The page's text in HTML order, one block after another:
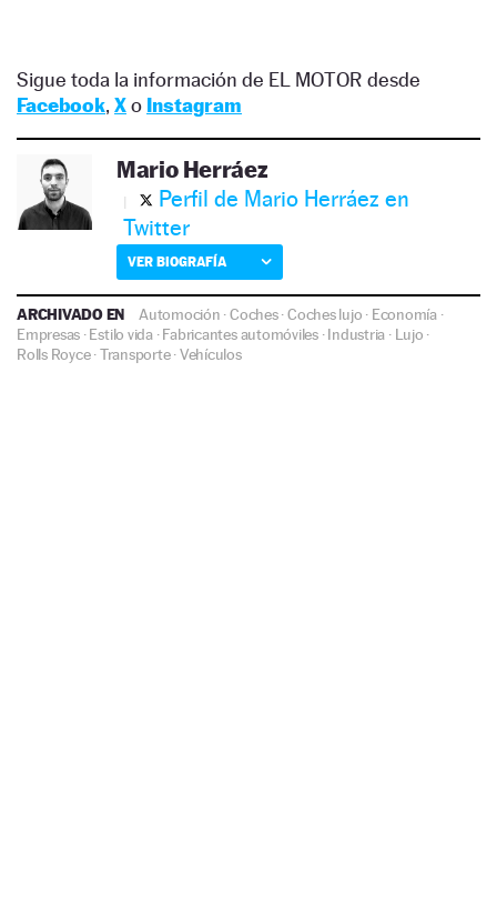
Sigue toda la información de EL MOTOR desde
Facebook, Xo Instagram
Mario Herráez
Perfil de Mario Herráez en
Twitter
VER BIOGRAFÍA
ARCHIVADO EN Automoción ·Coches·Coches lujo · Economía·
Empresas ·Estilo vida·Fabricantes automóviles ·Industria · Lujo ·
Rolls Royce·Transporte·Vehículos